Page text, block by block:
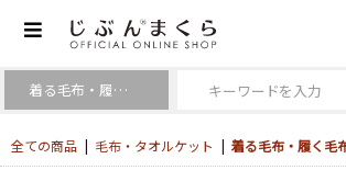
全ての商品 | 毛布・タオルケット | 着る毛布・履く毛